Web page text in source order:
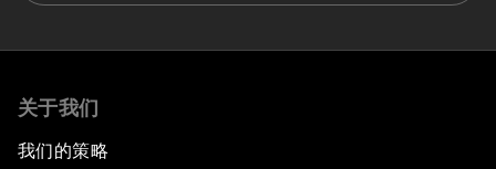
关于我们
我们的策略